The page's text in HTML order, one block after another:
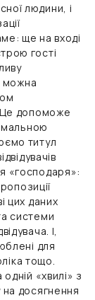
людини, і
ще на вході
гості
можна
Це допоможе
титул
«господаря»:
цих даних
системи
І,
для
тощо.
«хвилі» з
досягнення